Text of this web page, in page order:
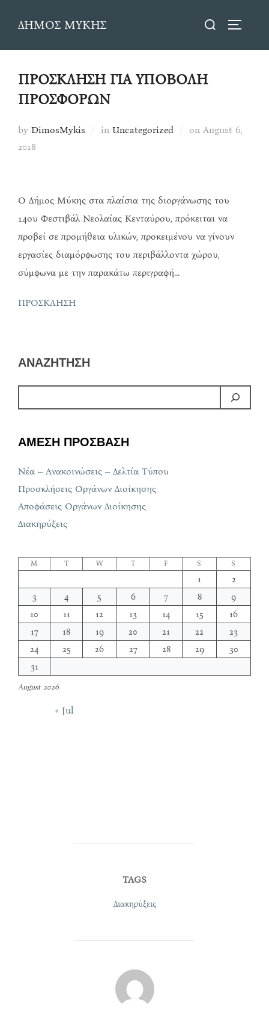
ΔΗΜΟΣ ΜΥΚΗΣ
Search
ΠΡΟΣΚΛΗΣΗ ΓΙΑ ΥΠΟΒΟΛΗ
ΠΡΟΣΦΟΡΩΝ
by DimosMykis in Uncategorized on Posted
August 6,
2018
Ο Δήμος Μύκης στα πλαίσια της διοργάνωσης του
14ου Φεστιβάλ Νεολαίας Κενταύρου, πρόκειται να
προβεί σε προμήθεια υλικών, προκειμένου να γίνουν
εργασίες διαμόρφωσης του περιβάλλοντα χώρου,
σύμφωνα με την παρακάτω περιγραφή…
ΠΡΟΣΚΛΗΣΗ
ΑΝΑΖΗΤΗΣΗ
ΑΜΕΣΗ ΠΡΟΣΒΑΣΗ
Νέα – Ανακοινώσεις – Δελτία Τύπου
Προσκλήσεις Οργάνων Διοίκησης
Αποφάσεις Οργάνων Διοίκησης
Διακηρύξεις
August 2026
M T W T F S S
1
2
3
4 5 6 7 8
9
10
11 12 13 14 15
16
17
18 19 20 21 22
23
24
25 26 27 28 29
30
31
« Jul
TAGS
Διακηρύξεις
POST AUTHOR